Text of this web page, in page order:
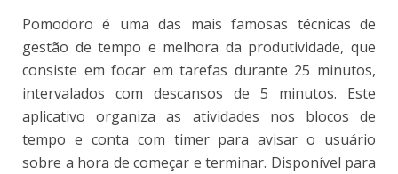
Pomodoro é uma das mais famosas técnicas de
gestão de tempo e melhora da produtividade, que
consiste em focar em tarefas durante 25 minutos,
intervalados com descansos de 5 minutos. Este
aplicativo organiza as atividades nos blocos de
tempo e conta com timer para avisar o usuário
sobre a hora de começar e terminar. Disponível para